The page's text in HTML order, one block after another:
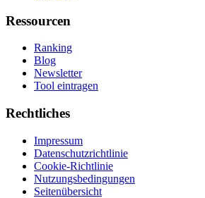
Ressourcen
Ranking
Blog
Newsletter
Tool eintragen
Rechtliches
Impressum
Datenschutzrichtlinie
Cookie-Richtlinie
Nutzungsbedingungen
Seitenübersicht